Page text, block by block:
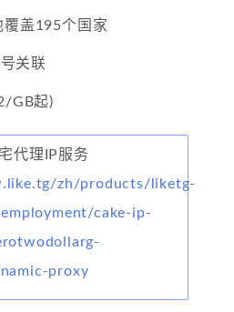
盖195个国家
关联
GB起)
代理IP服务
zh/products/liketg-
cake-ip-
proxy